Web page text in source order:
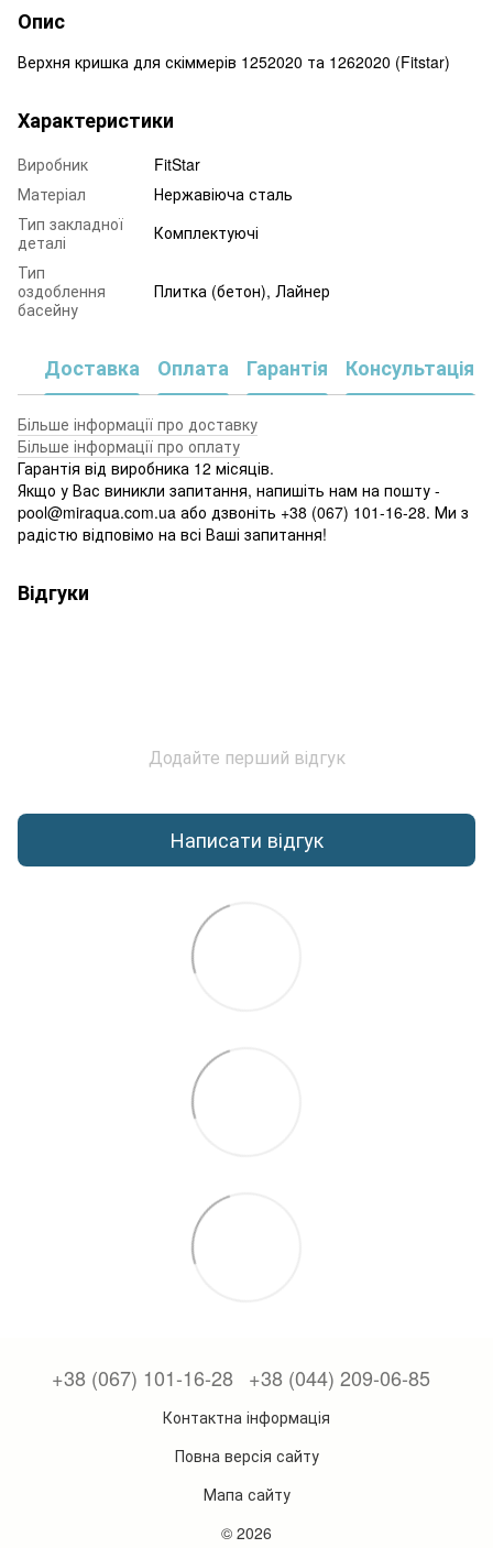
Опис
Верхня кришка для скіммерів 1252020 та 1262020 (Fitstar)
Характеристики
Виробник
FitStar
Матеріал
Нержавіюча сталь
Тип закладної
деталі
Комплектуючі
Тип
оздоблення
басейну
Плитка (бетон), Лайнер
Доставка Оплата Гарантія Консультація
Більше інформації про доставку
Більше інформації про оплату
Гарантія від виробника 12 місяців.
Якщо у Вас виникли запитання, напишіть нам на пошту -
pool@miraqua.com.ua або дзвоніть +38 (067) 101-16-28. Ми з
радістю відповімо на всі Ваші запитання!
Відгуки
Додайте перший відгук
Написати відгук
+38 (067) 101-16-28 +38 (044) 209-06-85
Контактна інформація
Повна версія сайту
Мапа сайту
© 2026